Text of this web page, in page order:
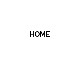
springenHOME